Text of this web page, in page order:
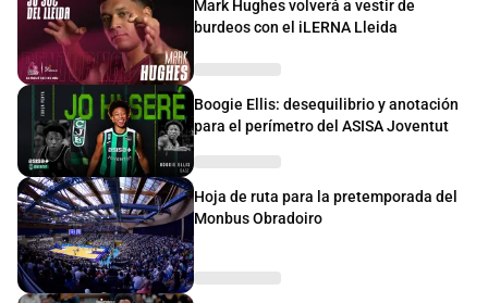
Mark Hughes volverá a vestir de
burdeos con el iLERNA Lleida
Boogie Ellis: desequilibrio y anotación
para el perímetro del ASISA Joventut
Hoja de ruta para la pretemporada del
Monbus Obradoiro